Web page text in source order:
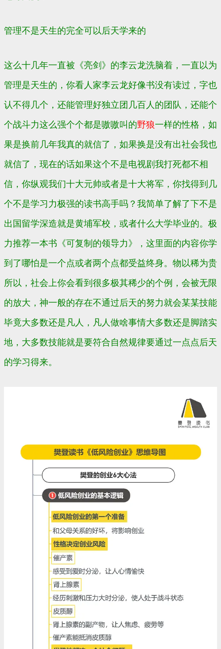
管理不是天生的完全可以后天学来的
这么十几年一直被《亮剑》的李云龙洗脑着，一直以为
管理是天生的，你看人家李云龙好像书没有读过，字也
认不得几个，还能管理好独立团几百人的团队，还能个
个战斗力这么强个个都是嗷嗷叫的野狼一样的性格，如
果是换前几年我真的就信了，如果换是没有出社会我也
就信了，现在的话如果这个不是电视剧我打死都不相
信，你纵观我们十大元帅或者是十大将军，你找得到几
个不是学习力极强的读书高手吗？我简单了解了下不是
出国留学深造就是黄埔军校，或者什么大学毕业的。极
力推荐一本书《可复制的领导力》，这里面的内容你学
到了哪怕是一个点或者两个点都受益终身。物以稀为贵
所以，社会上你会看到很多极其稀少的个例，会被无限
的放大，神一般的存在不通过后天的努力就会某某技能
毕竟大多数还是凡人，凡人做啥事情大多数还是脚踏实
地，大多数技能就是要符合自然规律要通过一点点后天
的学习得来。